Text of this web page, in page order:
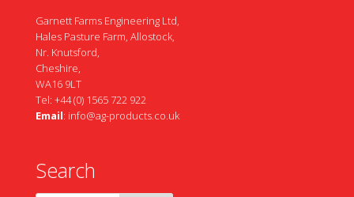
Garnett Farms Engineering Ltd,
Hales Pasture Farm, Allostock,
Nr. Knutsford,
Cheshire,
WA16 9LT
Tel: +44 (0) 1565 722 922
Email: info@ag-products.co.uk
Search